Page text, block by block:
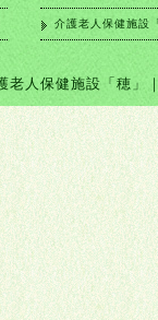
介護老人保健施設
老人保健施設「穂